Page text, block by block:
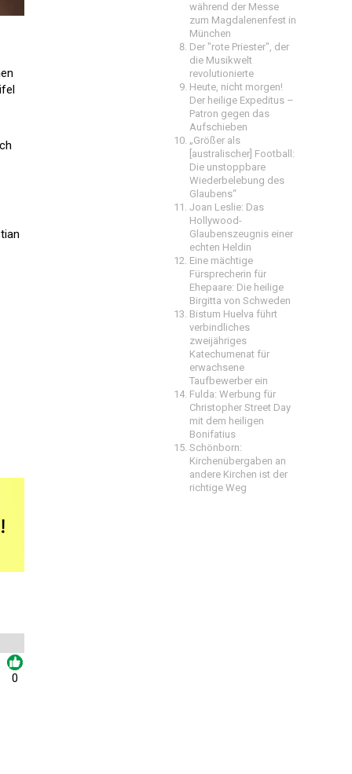
0
während der Messe
zum Magdalenenfest in
München
Der "rote Priester", der
die Musikwelt
revolutionierte
Heute, nicht morgen!
Der heilige Expeditus –
Patron gegen das
Aufschieben
„Größer als
[australischer] Football:
Die unstoppbare
Wiederbelebung des
Glaubens“
Joan Leslie: Das
Hollywood-
Glaubenszeugnis einer
echten Heldin
Eine mächtige
Fürsprecherin für
Ehepaare: Die heilige
Birgitta von Schweden
Bistum Huelva führt
verbindliches
zweijähriges
Katechumenat für
erwachsene
Taufbewerber ein
Fulda: Werbung für
Christopher Street Day
mit dem heiligen
Bonifatius
Schönborn:
Kirchenübergaben an
andere Kirchen ist der
richtige Weg